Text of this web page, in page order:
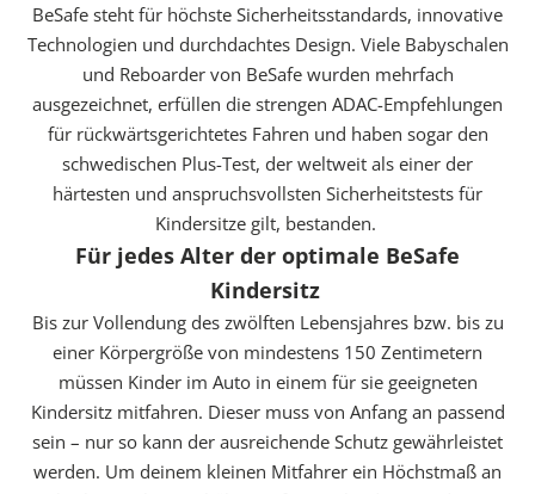
BeSafe steht für höchste Sicherheitsstandards, innovative
Technologien und durchdachtes Design. Viele Babyschalen
und Reboarder von BeSafe wurden mehrfach
ausgezeichnet, erfüllen die strengen ADAC-Empfehlungen
für rückwärtsgerichtetes Fahren und haben sogar den
schwedischen Plus-Test, der weltweit als einer der
härtesten und anspruchsvollsten Sicherheitstests für
Kindersitze gilt, bestanden.
Für jedes Alter der optimale BeSafe
Kindersitz
Bis zur Vollendung des zwölften Lebensjahres bzw. bis zu
einer Körpergröße von mindestens 150 Zentimetern
müssen Kinder im Auto in einem für sie geeigneten
Kindersitz mitfahren. Dieser muss von Anfang an passend
sein – nur so kann der ausreichende Schutz gewährleistet
werden. Um deinem kleinen Mitfahrer ein Höchstmaß an